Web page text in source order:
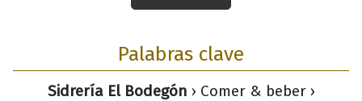
Palabras clave
Sidrería El Bodegón › Comer & beber ›